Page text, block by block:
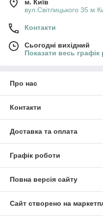
м. Київ
вул.Світлицького 35 м
Контакти
Сьогодні вихідний
Показати весь графік
Про нас
Контакти
Доставка та оплата
Графік роботи
Повна версія сайту
Сайт створено на